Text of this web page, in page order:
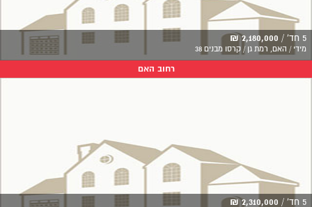
5 חד' / 2,180,000 ₪
מידי / האם, רמת גן / קרסו מבנים 38
רחוב האם
5 חד' / 2,310,000 ₪